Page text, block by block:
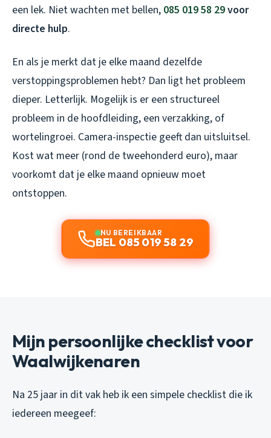
een lek. Niet wachten met bellen, 085 019 58 29voor
directe hulp.
En als je merkt dat je elke maand dezelfde
verstoppingsproblemen hebt? Dan ligt het probleem
dieper. Letterlijk. Mogelijk is er een structureel
probleem in de hoofdleiding, een verzakking, of
wortelingroei. Camera-inspectie geeft dan uitsluitsel.
Kost wat meer (rond de tweehonderd euro), maar
voorkomt dat je elke maand opnieuw moet
ontstoppen.
NU BEREIKBAAR
BEL 085 019 58 29
Mijn persoonlijke checklist voor
Waalwijkenaren
Na 25 jaar in dit vak heb ik een simpele checklist die ik
iedereen meegeef: